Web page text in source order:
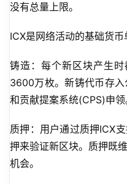
没有总量上限。
ICX是网络活动的基础货币
铸造：每个新区块产生
3600万枚。新铸代币存
和贡献提案系统(CPS)申领
质押：用户通过质押ICX
押来验证新区块。质押既
机会。